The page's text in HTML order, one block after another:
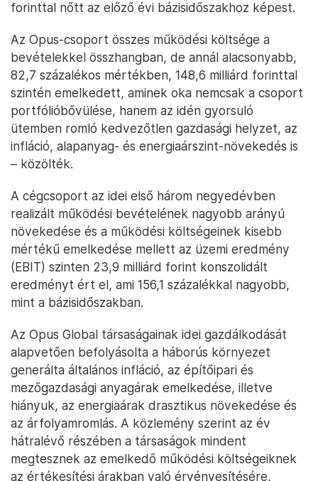
forinttal nőtt az előző évi bázisidőszakhoz képest.
Az Opus-csoport összes működési költsége a
bevételekkel összhangban, de annál alacsonyabb,
82,7 százalékos mértékben, 148,6 milliárd forinttal
szintén emelkedett, aminek oka nemcsak a csoport
portfólióbővülése, hanem az idén gyorsuló
ütemben romló kedvezőtlen gazdasági helyzet, az
infláció, alapanyag- és energiaárszint-növekedés is
– közölték.
A cégcsoport az idei első három negyedévben
realizált működési bevételének nagyobb arányú
növekedése és a működési költségeinek kisebb
mértékű emelkedése mellett az üzemi eredmény
(EBIT) szinten 23,9 milliárd forint konszolidált
eredményt ért el, ami 156,1 százalékkal nagyobb,
mint a bázisidőszakban.
Az Opus Global társaságainak idei gazdálkodását
alapvetően befolyásolta a háborús környezet
generálta általános infláció, az építőipari és
mezőgazdasági anyagárak emelkedése, illetve
hiányuk, az energiaárak drasztikus növekedése és
az árfolyamromlás. A közlemény szerint az év
hátralévő részében a társaságok mindent
megtesznek az emelkedő működési költségeiknek
az értékesítési árakban való érvényesítésére,